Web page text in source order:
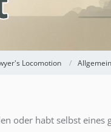
Locomotion
oder habt selbst eines